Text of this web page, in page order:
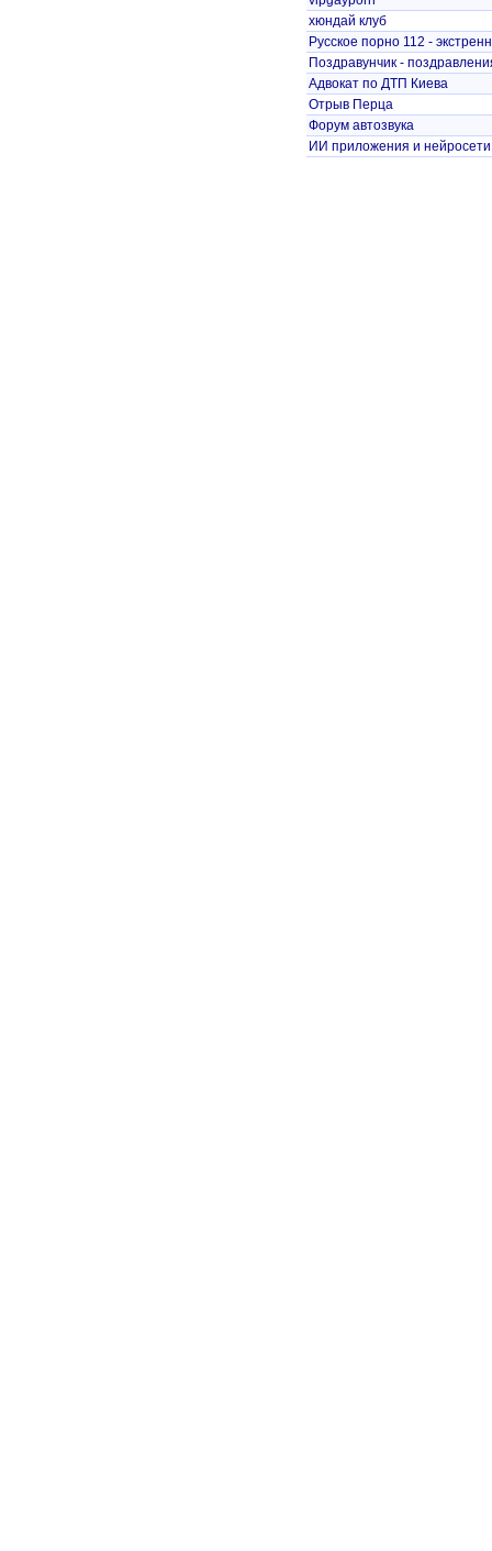
хюндай клуб
Русское порно 112 -
Поздравунчик -
Адвокат по ДТП Киева
Отрыв Перца
Форум автозвука
ИИ приложения и нейросети